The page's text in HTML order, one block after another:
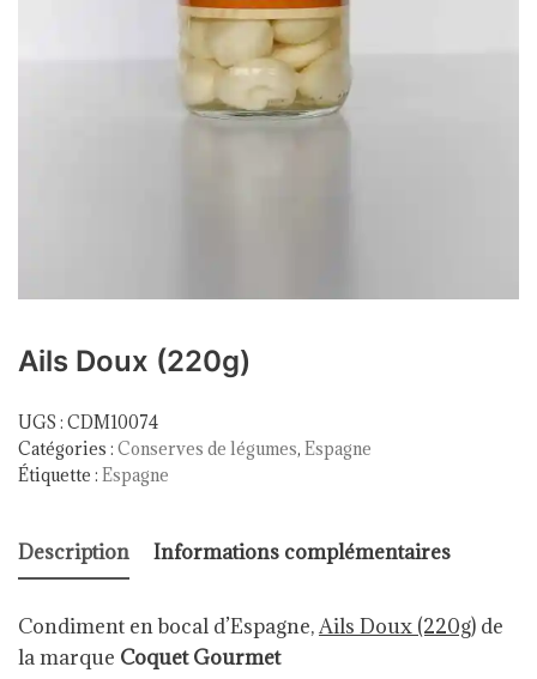
Ails Doux (220g)
UGS : CDM10074
Catégories : Conserves de légumes, Espagne
Étiquette : Espagne
Description Informations complémentaires
Condiment en bocal d’Espagne,Ails Doux (220g) de
la marque Coquet Gourmet